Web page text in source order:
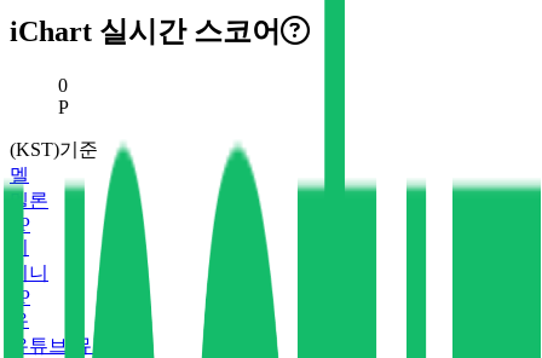
iChart 실시간 스코어
현재 스코어
0
P
(KST)기준
멜
멜론
P
지니
P
유
유튜브 뮤직